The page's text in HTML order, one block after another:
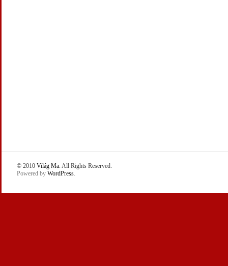
© 2010 Világ Ma. All Rights Reserved.
Powered by WordPress.